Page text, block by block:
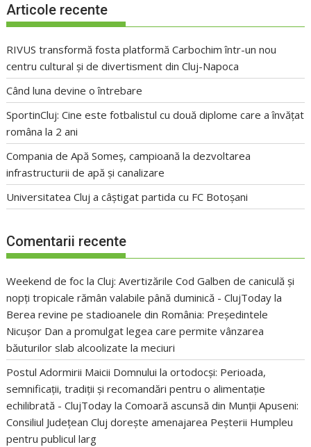
Articole recente
RIVUS transformă fosta platformă Carbochim într-un nou
centru cultural și de divertisment din Cluj-Napoca
Când luna devine o întrebare
SportinCluj: Cine este fotbalistul cu două diplome care a învățat
româna la 2 ani
Compania de Apă Someș, campioană la dezvoltarea
infrastructurii de apă și canalizare
Universitatea Cluj a câștigat partida cu FC Botoșani
Comentarii recente
Weekend de foc la Cluj: Avertizările Cod Galben de caniculă și
nopți tropicale rămân valabile până duminică - ClujToday la
Berea revine pe stadioanele din România: Președintele
Nicușor Dan a promulgat legea care permite vânzarea
băuturilor slab alcoolizate la meciuri
Postul Adormirii Maicii Domnului la ortodocși: Perioada,
semnificații, tradiții și recomandări pentru o alimentație
echilibrată - ClujToday laComoară ascunsă din Munții Apuseni:
Consiliul Județean Cluj dorește amenajarea Peșterii Humpleu
pentru publicul larg